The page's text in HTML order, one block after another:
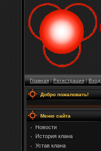
Главная|Регистрация|Вход
Добро пожаловать!
Меню сайта
Новости
История клана
Устав клана